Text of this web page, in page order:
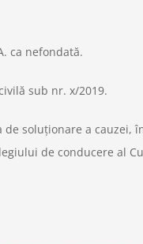
ca nefondată.
sub nr. x/2019.
soluţionare a cauzei,
de conducere al